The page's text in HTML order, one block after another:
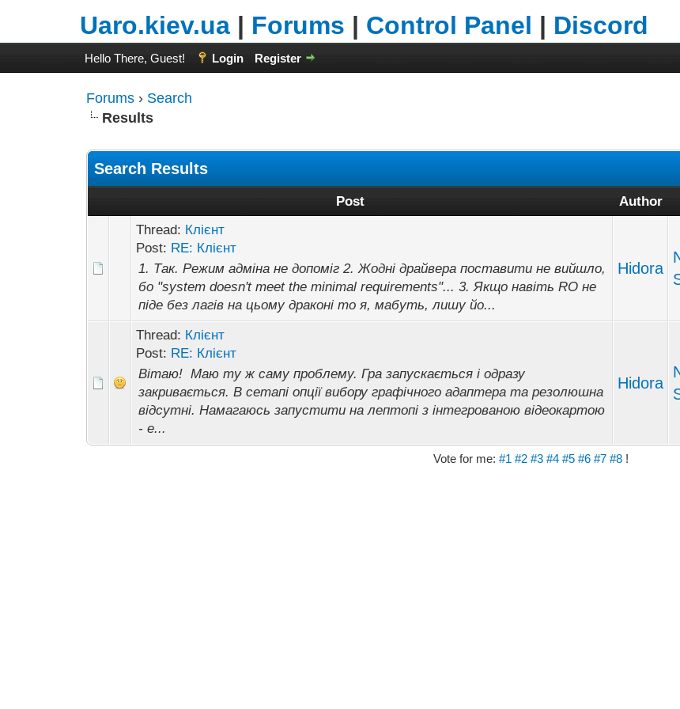
Uaro.kiev.ua| Forums | Control Panel | Discord
Hello There, Guest! Login Register
Forums › Search
Results
Search Results
Post Author
Thread: Клієнт
Post: RE: Клієнт
1. Так. Режим адміна не допоміг 2. Жодні драйвера поставити не вийшло,
бо "system doesn't meet the minimal requirements"... 3. Якщо навіть RO не
піде без лагів на цьому драконі то я, мабуть, лишу йо...
Hidora
Thread: Клієнт
Post: RE: Клієнт
Вітаю! Маю ту ж саму проблему. Гра запускається і одразу
закривається. В сетапі опції вибору графічного адаптера та резолюшна
відсутні. Намагаюсь запустити на лептопі з інтегрованою відеокартою
- e...
Hidora
Vote for me:#1#2#3#4 #5#6#7#8 !